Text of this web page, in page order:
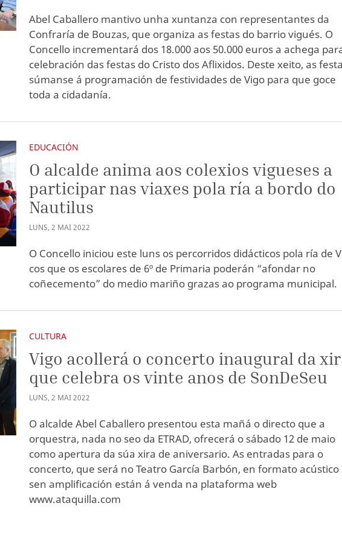
Abel Caballero mantivo unha xuntanza con representantes da
Confraría de Bouzas, que organiza as festas do barrio vigués. O
Concello incrementará dos 18.000 aos 50.000 euros a achega
celebración das festas do Cristo dos Aflixidos. Deste xeito, as
súmanse á programación de festividades de Vigo para que goce
toda a cidadanía.
EDUCACIÓN
O alcalde anima aos colexios vigueses a
participar nas viaxes pola ría a bordo do
Nautilus
LUNS,2 MAI2022
O Concello iniciou este luns os percorridos didácticos pola ría de
cos que os escolares de 6º de Primaria poderán “afondar no
coñecemento” do medio mariño grazas ao programa municipal.
CULTURA
Vigo acollerá o concerto inaugural da
que celebra os vinte anos de SonDeSeu
LUNS,2 MAI2022
O alcalde Abel Caballero presentou esta mañá o directo que a
orquestra, nada no seo da ETRAD, ofrecerá o sábado 12 de maio
como apertura da súa xira de aniversario. As entradas para o
concerto, que será no Teatro García Barbón, en formato acústico
sen amplificación están á venda na plataforma web
www.ataquilla.com